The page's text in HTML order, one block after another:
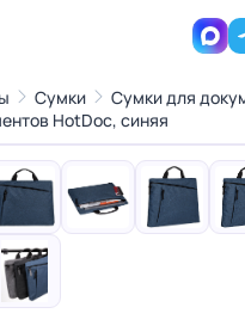
Сумки
Сумки для
HotDoc, синяя